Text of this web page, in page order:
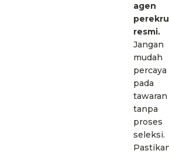
agen
resmi.
Jangan
mudah
percaya
pada
tawaran
tanpa
proses
seleksi.